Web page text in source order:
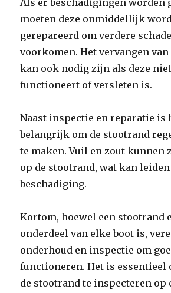
Als er beschadigingen worden
moeten deze onmiddellijk
gerepareerd om verdere
voorkomen. Het vervangen
kan ook nodig zijn als deze
functioneert of versleten is.
Naast inspectie en reparatie is
belangrijk om de stootrand
te maken. Vuil en zout kunnen
op de stootrand, wat kan
beschadiging.
Kortom, hoewel een stootrand
onderdeel van elke boot is,
onderhoud en inspectie om
functioneren. Het is essentieel
de stootrand te inspecteren op